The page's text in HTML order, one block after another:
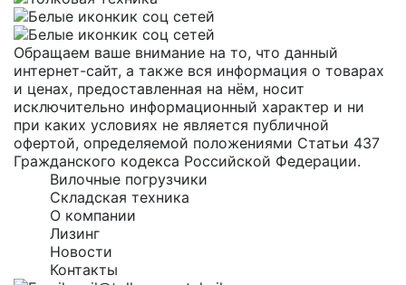
Обращаем ваше внимание на то, что данный
интернет-сайт, а также вся информация о товарах
и ценах, предоставленная на нём, носит
исключительно информационный характер и ни
при каких условиях не является публичной
офертой, определяемой положениями Статьи 437
Гражданского кодекса Российской Федерации.
Вилочные погрузчики
Складская техника
О компании
Лизинг
Новости
Контакты